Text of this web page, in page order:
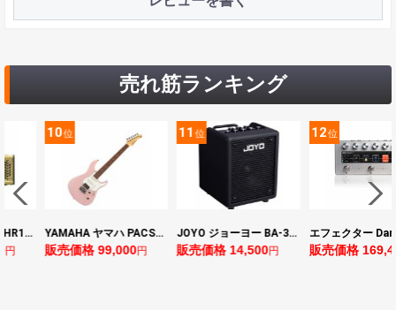
売れ筋ランキング
ヤマハ YAMAHA THR10II 小型ギターアンプ
円
10位
YAMAHA ヤマハ PACS+12 ASP Pacifica Standard Plus パシフィカスタンダードプラス エレキギター
販売価格 99,000円
11位
JOYO ジョーヨー BA-30 VIBE CUBE BLK 30W 小型ベースアンプ Bluetooth+OTGオーディオI/F搭載
販売価格 14,500円
12位
販売価格